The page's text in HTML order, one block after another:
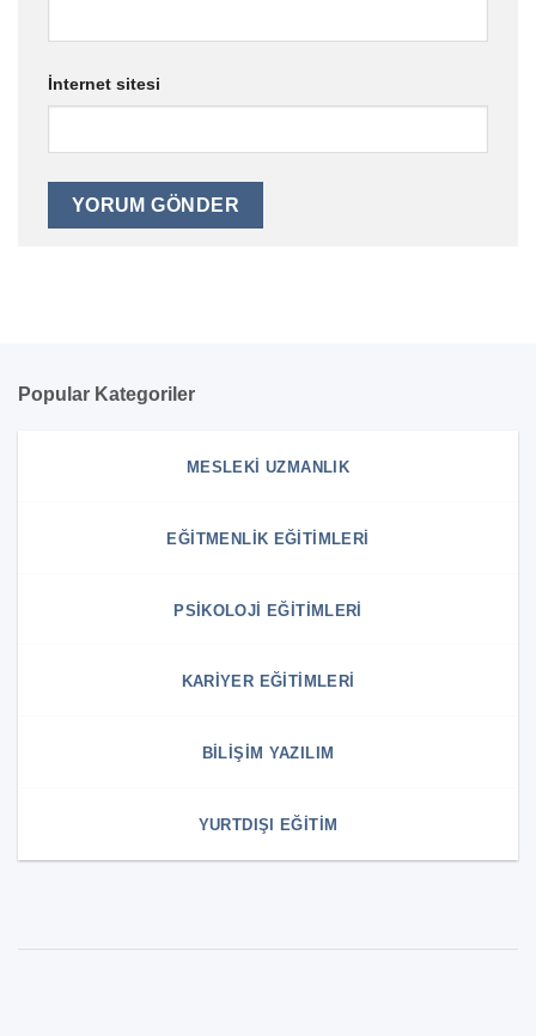
İnternet sitesi
Popular Kategoriler
MESLEKI UZMANLIK
EĞITMENLIK EĞITIMLERI
PSIKOLOJI EĞITIMLERI
KARIYER EĞITIMLERI
BILIŞIM YAZILIM
YURTDIŞI EĞITIM